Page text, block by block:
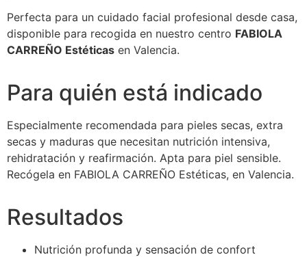
Perfecta para un cuidado facial profesional desde casa,
disponible para recogida en nuestro centro FABIOLA
CARREÑO Estéticas en Valencia.
Para quién está indicado
Especialmente recomendada para pieles secas, extra
secas y maduras que necesitan nutrición intensiva,
rehidratación y reafirmación. Apta para piel sensible.
Recógela en FABIOLA CARREÑO Estéticas, en Valencia.
Resultados
Nutrición profunda y sensación de confort